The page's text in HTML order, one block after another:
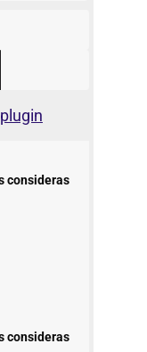
consideras
consideras